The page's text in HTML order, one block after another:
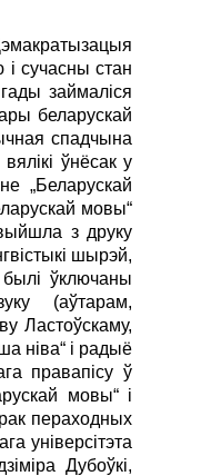
сучасны стан
займаліся
беларускай
спадчына
ўнёсак у
„Беларускай
мовы“
з друку
шырэй,
ўключаны
(аўтарам,
Ластоўскаму,
ніва“ і радыё
правапісу ў
мовы“ і
пераходных
універсітэта
Дубоўкі,